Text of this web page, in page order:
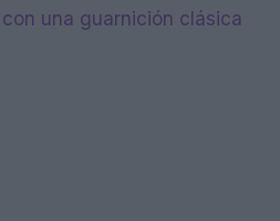
una guarnición clásica